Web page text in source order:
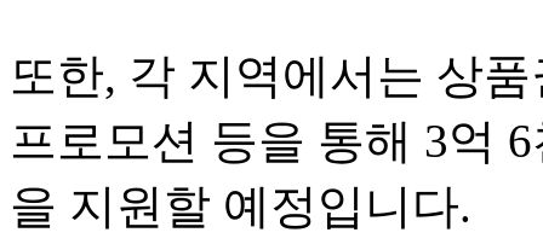
또한, 각 지역에서는 상
프로모션 등을 통해 3억
을 지원할 예정입니다.